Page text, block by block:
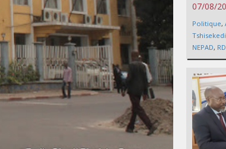
07/08/
Politique,
Tshisekedi
NEPAD,